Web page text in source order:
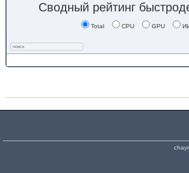
Сводный рейтинг
Total CPU GPU